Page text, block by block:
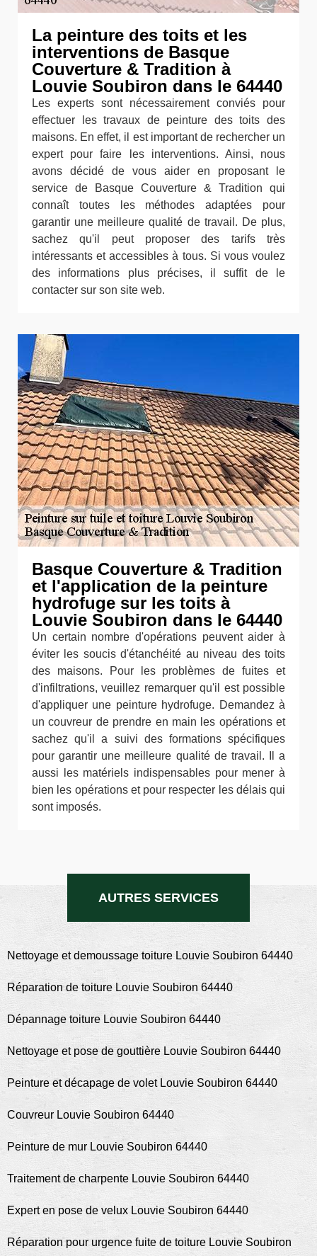
La peinture des toits et les
interventions de Basque
Couverture & Tradition à
Louvie Soubiron dans le 64440
Les experts sont nécessairement conviés pour
effectuer les travaux de peinture des toits des
maisons. En effet, il est important de rechercher un
expert pour faire les interventions. Ainsi, nous
avons décidé de vous aider en proposant le
service de Basque Couverture & Tradition qui
connaît toutes les méthodes adaptées pour
garantir une meilleure qualité de travail. De plus,
sachez qu'il peut proposer des tarifs très
intéressants et accessibles à tous. Si vous voulez
des informations plus précises, il suffit de le
contacter sur son site web.
Basque Couverture & Tradition
et l'application de la peinture
hydrofuge sur les toits à
Louvie Soubiron dans le 64440
Un certain nombre d'opérations peuvent aider à
éviter les soucis d'étanchéité au niveau des toits
des maisons. Pour les problèmes de fuites et
d'infiltrations, veuillez remarquer qu'il est possible
d'appliquer une peinture hydrofuge. Demandez à
un couvreur de prendre en main les opérations et
sachez qu'il a suivi des formations spécifiques
pour garantir une meilleure qualité de travail. Il a
aussi les matériels indispensables pour mener à
bien les opérations et pour respecter les délais qui
sont imposés.
AUTRES SERVICES
Nettoyage et demoussage toiture Louvie Soubiron 64440
Réparation de toiture Louvie Soubiron 64440
Dépannage toiture Louvie Soubiron 64440
Nettoyage et pose de gouttière Louvie Soubiron 64440
Peinture et décapage de volet Louvie Soubiron 64440
Couvreur Louvie Soubiron 64440
Peinture de mur Louvie Soubiron 64440
Traitement de charpente Louvie Soubiron 64440
Expert en pose de velux Louvie Soubiron 64440
Réparation pour urgence fuite de toiture Louvie Soubiron